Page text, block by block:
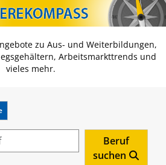
Zum Inhalt springen
Zum Navmenü springen
Zur Suche springen
Zur Footer springen
zu Aus- und Weiterbildungen,
Arbeitsmarkttrends und
vieles mehr.
Beruf
suchen